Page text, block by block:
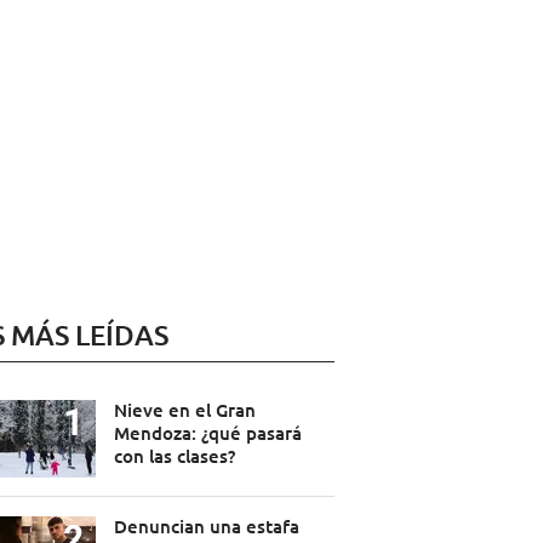
MÁS LEÍDAS
Nieve en el Gran
Mendoza: ¿qué pasará
con las clases?
Denuncian una estafa